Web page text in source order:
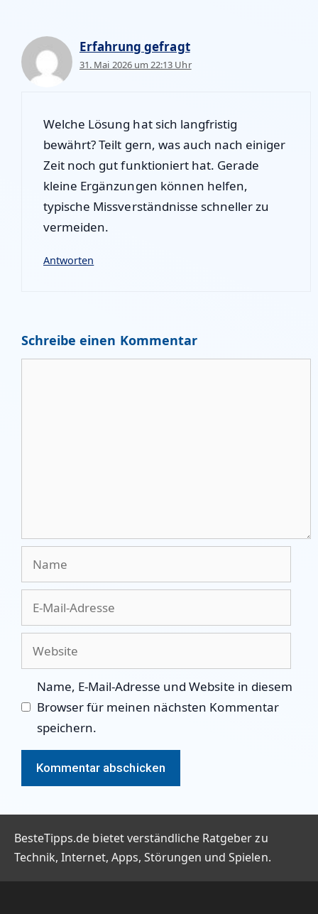
Erfahrung gefragt
31. Mai 2026 um 22:13 Uhr
Welche Lösung hat sich langfristig
bewährt? Teilt gern, was auch nach einiger
Zeit noch gut funktioniert hat. Gerade
kleine Ergänzungen können helfen,
typische Missverständnisse schneller zu
vermeiden.
Antworten
Schreibe einen Kommentar
Name, E-Mail-Adresse und Website in diesem
Browser für meinen nächsten Kommentar
speichern.
BesteTipps.de bietet verständliche Ratgeber zu
Technik, Internet, Apps, Störungen und Spielen.